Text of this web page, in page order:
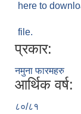
here to
file.
प्रकार:
नमुना फारमहरु
आर्थिक वर्ष:
८०/८१